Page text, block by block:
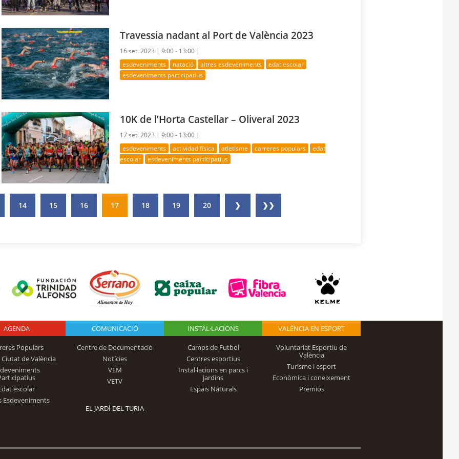
Travessia nadant al Port de València 2023
16 set. 2023 |9:00 - 13:00 |
esdeveniments natació altres esdeveniments
edat escolar
esdeveniments participatius
10K de l’Horta Castellar – Oliveral 2023
17 set. 2023 |9:00 - 13:00 |
esdeveniments actividad física atletisme carreres populars
edat
escolar
esdeveniments participatius
14 15 16 17 18 19 20 ❯ ❯❯
Logo Fundación
Trinidad Alfonso
AGENDA
Populars
de València
escolar
Esdeveniments
COMUNICACIÓ
Centre de Documentació
Notícies
VEM
VETV
INSTAL·LACIONS
Camps de Futbol
Centres esportius
Instal·lacions en parcs i
jardins
Espais Naturals
VALÈNCIA EN ESPORT
Voluntariat Esportiu de
València
Turisme i esport
Econòmica i coneixement
Premios
EL JARDÍ DEL TURIA